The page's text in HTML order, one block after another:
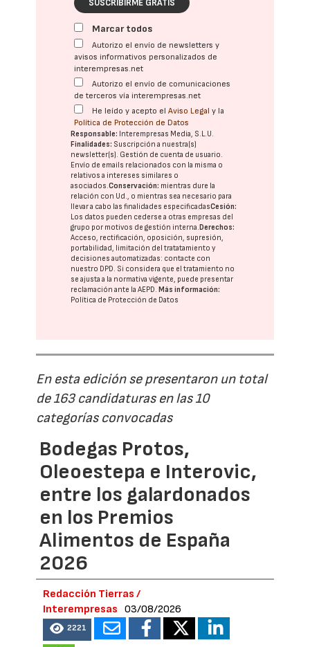
SUSCRIBIRME GRATIS
Marcar todos
Autorizo el envío de newsletters y
avisos informativos personalizados de
interempresas.net
Autorizo el envío de comunicaciones
de terceros vía interempresas.net
He leído y acepto elAviso Legal y la
Política de Protección de Datos
Responsable: Interempresas Media, S.L.U.
Finalidades: Suscripción a nuestra(s)
newsletter(s). Gestión de cuenta de usuario.
Envío de emails relacionados con la misma o
relativos a intereses similares o
asociados.Conservación: mientras dure la
relación con Ud., o mientras sea necesario para
llevar a cabo las finalidades especificadasCesión:
Los datos pueden cederse a otras empresas del
grupo por motivos de gestión interna. Derechos:
Acceso, rectificación, oposición, supresión,
portabilidad, limitación del tratatamiento y
decisiones automatizadas: contacte con
nuestro DPD. Si considera que el tratamiento no
se ajusta a la normativa vigente, puede presentar
reclamación ante laAEPD. Más información:
Política de Protección de Datos
En esta edición se presentaron un total
de 163 candidaturas en las 10
categorías convocadas
Bodegas Protos,
Oleoestepa e Interovic,
entre los galardonados
en los Premios
Alimentos de España
2026
Redacción Tierras /
Interempresas
03/08/2026
2221